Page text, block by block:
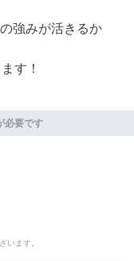
強みが活きるか
す！
必要です
います。